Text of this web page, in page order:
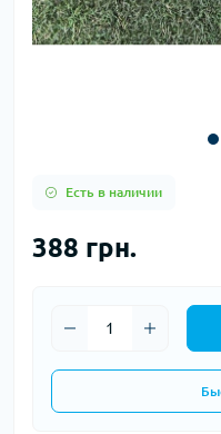
Есть в наличии
388 грн.